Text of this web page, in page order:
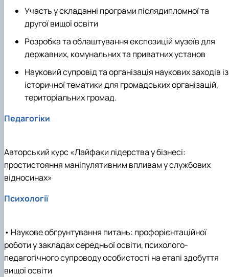
Участь у складанні програми післядипломної та
другої вищої освіти
Розробка та облаштування експозицій музеїв для
державних, комунальних та приватних установ
Науковий супровід та організація наукових заходів із
історичної тематики для громадських організацій,
територіальних громад.
Педагогіки
Авторський курс «Лайфаки лідерства у бізнесі:
простистояння маніпулятивним впливам у службових
відносинах»
Психології
• Наукове обґрунтування питань: профорієнтаційної
роботи у закладах середньої освіти, психолого-
педагогічного супроводу особистості на етапі здобуття
вищої освіти